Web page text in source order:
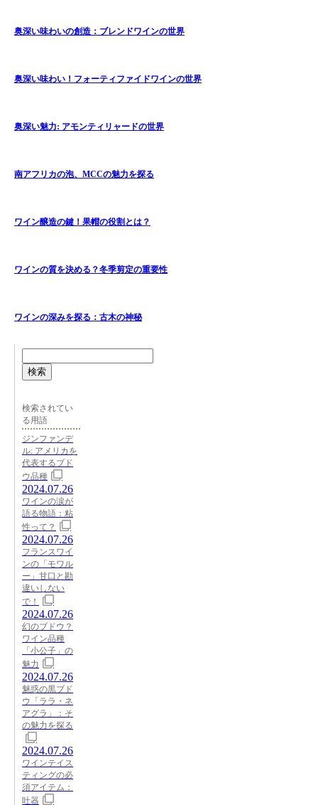
奥深い味わいの創造：ブレンドワインの世界
奥深い味わい！フォーティファイドワインの世界
奥深い魅力: アモンティリャードの世界
南アフリカの泡、MCCの魅力を探る
ワイン醸造の鍵！果帽の役割とは？
ワインの質を決める？冬季剪定の重要性
ワインの深みを探る：古木の神秘
検索
検索されてい
る用語
ジンファンデ
ル: アメリカを
代表するブド
ウ品種
2024.07.26
ワインの涙が
語る物語：粘
性って？
2024.07.26
フランスワイ
ンの「モワル
ー」甘口と勘
違いしない
で！
2024.07.26
幻のブドウ？
ワイン品種
「小公子」の
魅力
2024.07.26
魅惑の黒ブド
ウ「ララ・ネ
アグラ」：そ
の魅力を探る
2024.07.26
ワインテイス
ティングの必
須アイテム：
吐器